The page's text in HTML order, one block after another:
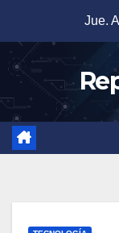
contenido
Jue.